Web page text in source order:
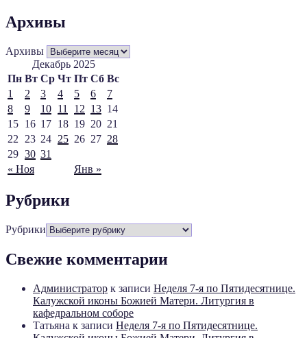
Архивы
Архивы
Декабрь 2025
Пн Вт Ср Чт Пт Сб Вс
« Ноя Янв »
1 2 3 4 5 6
7
8
9 10 11 12 13 14
15 16 17 18 19 20 21
22
23 24 25 26 27 28
29 30 31
Рубрики
Рубрики
Свежие комментарии
Администратор к записи Неделя 7-я по Пятидесятнице.
Калужской иконы Божией Матери. Литургия в
кафедральном соборе
Татьяна к записи Неделя 7-я по Пятидесятнице.